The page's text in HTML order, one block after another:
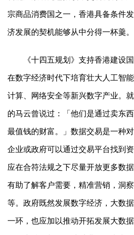
宗商品消费国之一，香港具备条件
济发展的契机能够从中分得一杯羹。
《十四五规划》支持香港建设
在数字经济时代下培育壮大人工智
计算、网络安全等新兴数字产业。
的马云曾说过：「他们是通过卖东
最值钱的财富。」数据交易是一种
企业或政府可以通过交易平台找到
应在合符法规之下尽量开放更多数
有助了解客户需要，精准营销，洞
等。政府既然发展数字经济，大数
一环，也应加以推动开拓发展大数